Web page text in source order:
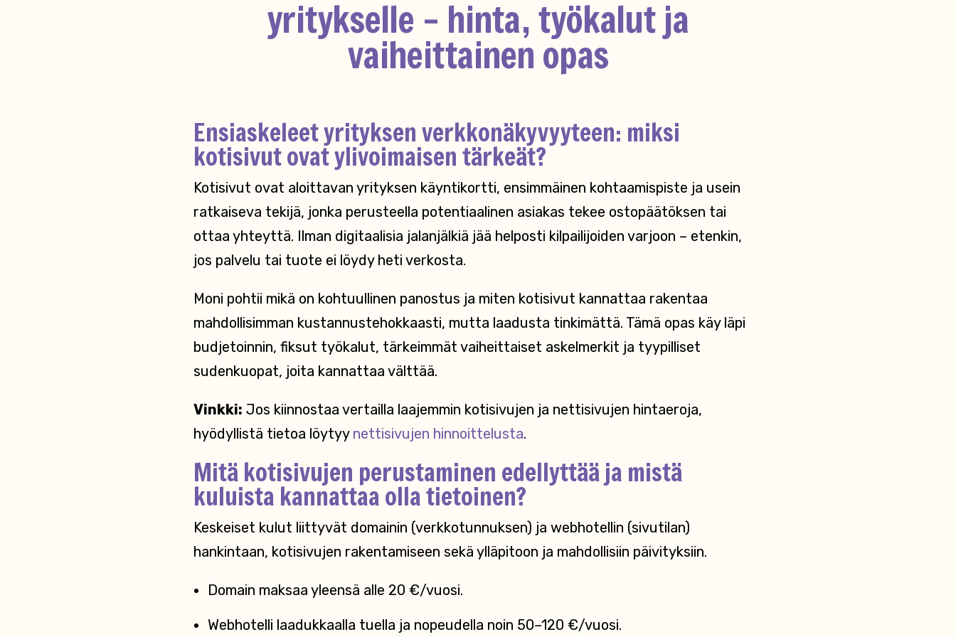
yritykselle – hinta, työkalut ja
vaiheittainen opas
Ensiaskeleet yrityksen verkkonäkyvyyteen: miksi
kotisivut ovat ylivoimaisen tärkeät?
Kotisivut ovat aloittavan yrityksen käyntikortti, ensimmäinen kohtaamispiste ja usein
ratkaiseva tekijä, jonka perusteella potentiaalinen asiakas tekee ostopäätöksen tai
ottaa yhteyttä. Ilman digitaalisia jalanjälkiä jää helposti kilpailijoiden varjoon – etenkin,
jos palvelu tai tuote ei löydy heti verkosta.
Moni pohtii mikä on kohtuullinen panostus ja miten kotisivut kannattaa rakentaa
mahdollisimman kustannustehokkaasti, mutta laadusta tinkimättä. Tämä opas käy läpi
budjetoinnin, fiksut työkalut, tärkeimmät vaiheittaiset askelmerkit ja tyypilliset
sudenkuopat, joita kannattaa välttää.
Vinkki: Jos kiinnostaa vertailla laajemmin kotisivujen ja nettisivujen hintaeroja,
hyödyllistä tietoa löytyy nettisivujen hinnoittelusta.
Mitä kotisivujen perustaminen edellyttää ja mistä
kuluista kannattaa olla tietoinen?
Keskeiset kulut liittyvät domainin (verkkotunnuksen) ja webhotellin (sivutilan)
hankintaan, kotisivujen rakentamiseen sekä ylläpitoon ja mahdollisiin päivityksiin.
Domain maksaa yleensä alle 20 €/vuosi.
Webhotelli laadukkaalla tuella ja nopeudella noin 50–120 €/vuosi.